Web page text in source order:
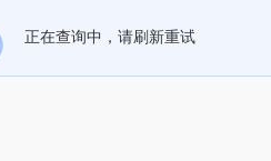
正在查询中，请刷新重试